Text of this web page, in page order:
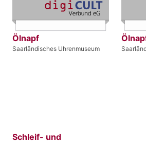
Ölnapf
Saarländisches Uhrenmuseum
Schleif- und